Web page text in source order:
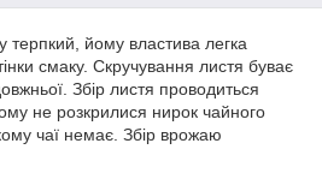
терпкий, йому властива легка
смаку. Скручування листя буває
Збір листя проводиться
не розкрилися нирок чайного
чаї немає. Збір врожаю